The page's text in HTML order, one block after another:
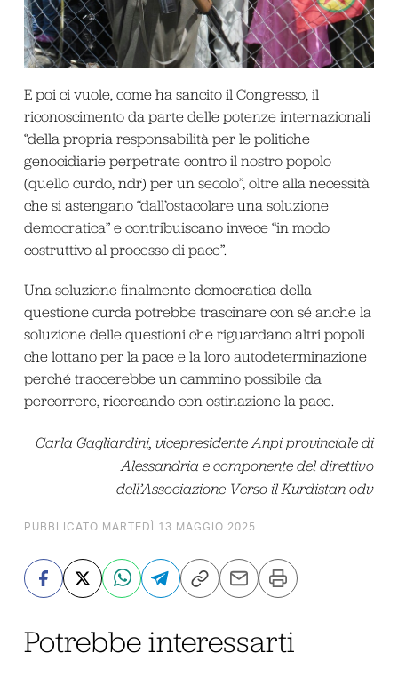
E poi ci vuole, come ha sancito il Congresso, il
riconoscimento da parte delle potenze internazionali
“della propria responsabilità per le politiche
genocidiarie perpetrate contro il nostro popolo
(quello curdo, ndr) per un secolo”, oltre alla necessità
che si astengano “dall’ostacolare una soluzione
democratica” e contribuiscano invece “in modo
costruttivo al processo di pace”.
Una soluzione finalmente democratica della
questione curda potrebbe trascinare con sé anche la
soluzione delle questioni che riguardano altri popoli
che lottano per la pace e la loro autodeterminazione
perché traccerebbe un cammino possibile da
percorrere, ricercando con ostinazione la pace.
Carla Gagliardini, vicepresidente Anpi provinciale di
Alessandria e componente del direttivo
dell’Associazione Verso il Kurdistan odv
PUBBLICATO MARTEDÌ 13 MAGGIO 2025
Potrebbe interessarti